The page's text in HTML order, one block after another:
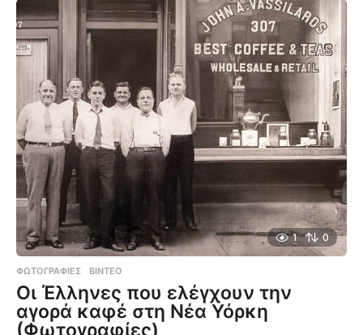
1 0
ΦΩΤΟΓΡΑΦΊΕΣ ,ΒΊΝΤΕΟ
Οι Έλληνες που ελέγχουν την
αγορά καφέ στη Νέα Υόρκη
(Φωτογραφίες)